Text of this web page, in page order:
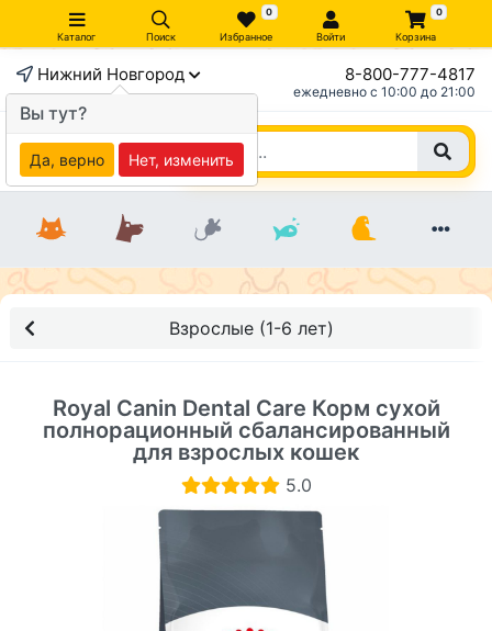
Каталог Поиск
0
Избранное Войти
0
Корзина
Нижний Новгород 8-800-777-4817
ежедневно c 10:00 до 21:00
Взрослые (1-6 лет)
Royal Canin Dental Care Корм сухой
полнорационный сбалансированный
для взрослых кошек
5.0
×
Вы тут?
Да, верно Нет, изменить